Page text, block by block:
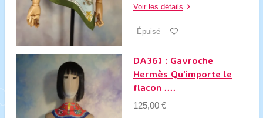
Voir les détails
Épuisé
DA361 : Gavroche
Hermès Qu'importe le
flacon ....
125,00 €